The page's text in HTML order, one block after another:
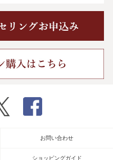
お問い合わせ
ショッピングガイド